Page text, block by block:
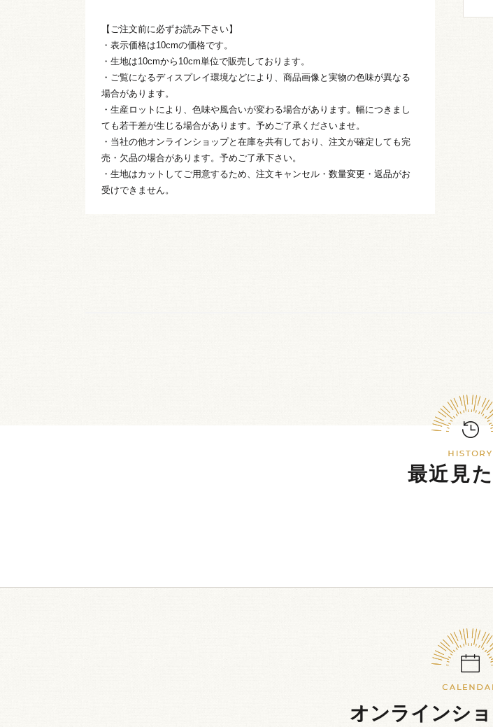
【ご注文前に必ずお読み下さい】
・表示価格は10cmの価格です。
・生地は10cmから10cm単位で販売しております。
・ご覧になるディスプレイ環境などにより、商品画像と実物の色味が異なる
場合があります。
・生産ロットにより、色味や風合いが変わる場合があります。幅につきまし
ても若干差が生じる場合があります。予めご了承くださいませ。
・当社の他オンラインショップと在庫を共有しており、注文が確定しても完
売・欠品の場合があります。予めご了承下さい。
・生地はカットしてご用意するため、注文キャンセル・数量変更・返品がお
受けできません。
最近見
オンラインシ